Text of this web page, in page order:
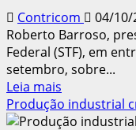
sem
perícia
Contricom
04/10/
Roberto Barroso,
Federal (STF), em
setembro, sobre...
Leia mais
mais
sobre
Produção industrial